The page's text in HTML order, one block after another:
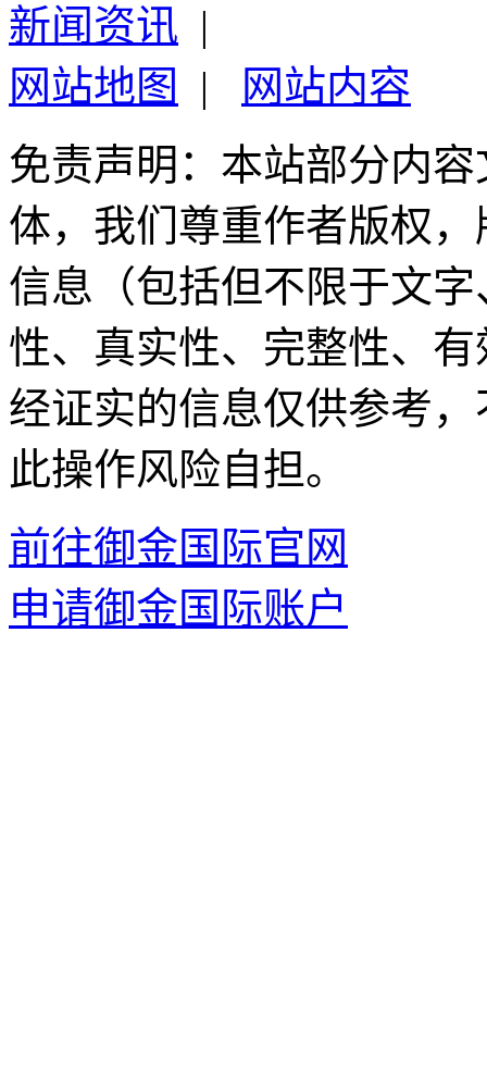
新闻资讯 |
网站地图
|
网站内容
免责声明：本站部分内
体，我们尊重作者版权
信息（包括但不限于文
性、真实性、完整性、
经证实的信息仅供参考
此操作风险自担。
前往御金国际官网
申请御金国际账户